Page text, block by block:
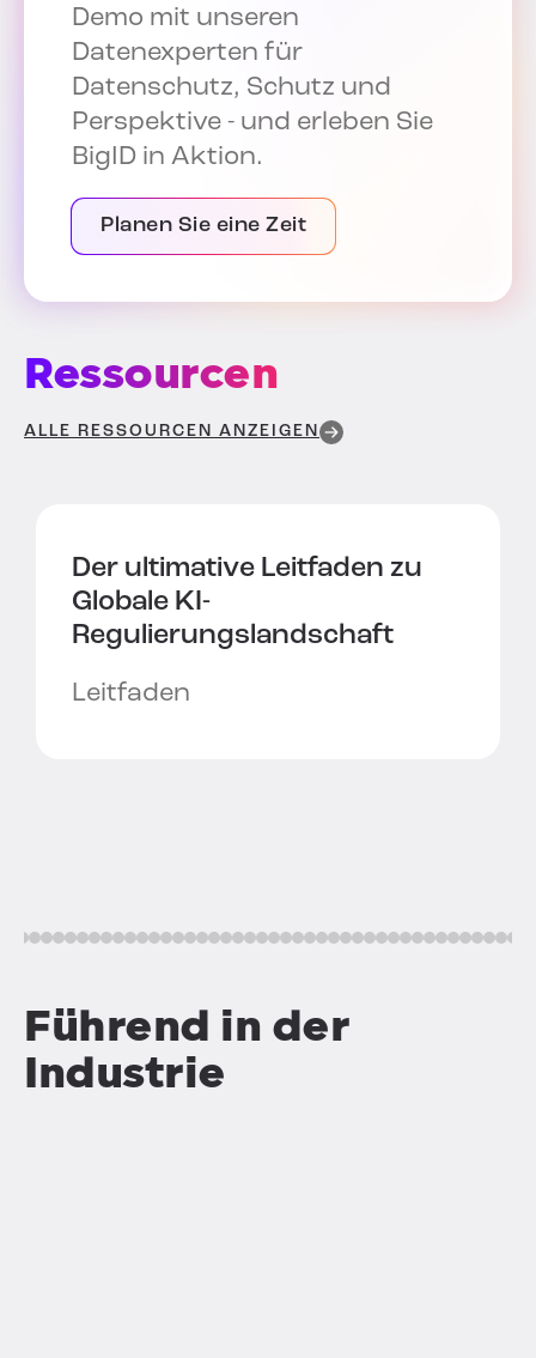
Demo mit unseren
Datenexperten für
Datenschutz, Schutz und
Perspektive - und erleben Sie
BigID in Aktion.
Planen Sie eine Zeit
Ressourcen
ALLE RESSOURCEN ANZEIGEN
Der ultimative Leitfaden zu
Globale KI-
Regulierungslandschaft
Leitfaden
Führend in der
Industrie